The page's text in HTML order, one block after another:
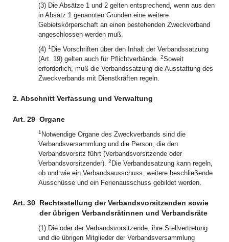
(3) Die Absätze 1 und 2 gelten entsprechend, wenn aus den
in Absatz 1 genannten Gründen eine weitere
Gebietskörperschaft an einen bestehenden Zweckverband
angeschlossen werden muß.
(4) 1 Die Vorschriften über den Inhalt der Verbandssatzung
(Art. 19) gelten auch für Pflichtverbände. 2Soweit
erforderlich, muß die Verbandssatzung die Ausstattung des
Zweckverbands mit Dienstkräften regeln.
2. Abschnitt Verfassung und Verwaltung
Art. 29 Organe
1 Notwendige Organe des Zweckverbands sind die
Verbandsversammlung und die Person, die den
Verbandsvorsitz führt (Verbandsvorsitzende oder
Verbandsvorsitzender). 2 Die Verbandssatzung kann regeln,
ob und wie ein Verbandsausschuss, weitere beschließende
Ausschüsse und ein Ferienausschuss gebildet werden.
Art. 30 Rechtsstellung der Verbandsvorsitzenden sowie
der übrigen Verbandsrätinnen und Verbandsräte
(1) Die oder der Verbandsvorsitzende, ihre Stellvertretung
und die übrigen Mitglieder der Verbandsversammlung